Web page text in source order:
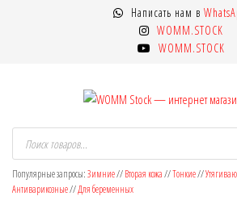
Написать нам в
WOMM.STOCK
WOMM.STOCK
WOMM Stock —
колготок
Колготки
Поиск
товаров
Популярные запросы:Зимние//Вторая кожа//Тонкие//
Антиварикозные//Для беременных